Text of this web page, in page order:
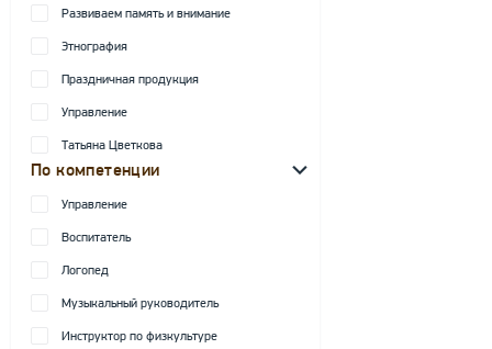
Развиваем память и внимание
Этнография
Праздничная продукция
Управление
Татьяна Цветкова
По компетенции
Управление
Воспитатель
Логопед
Музыкальный руководитель
Инструктор по физкультуре